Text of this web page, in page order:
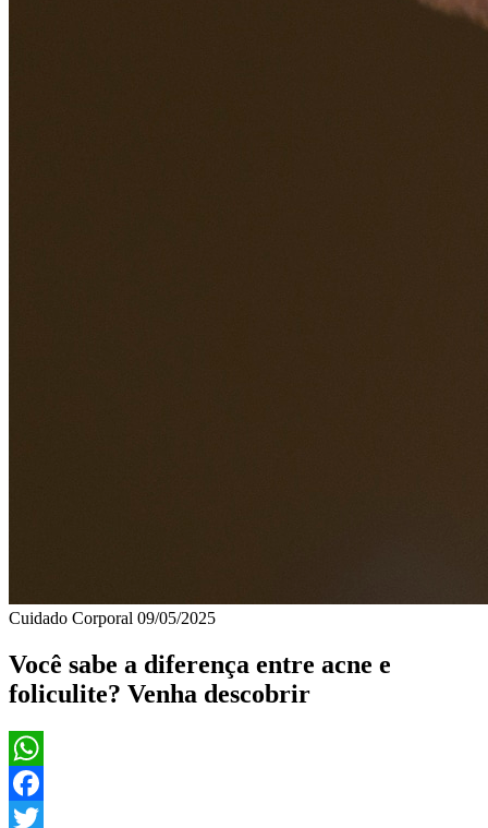
Cuidado Corporal 09/05/2025
Você sabe a diferença entre acne e
foliculite? Venha descobrir
WhatsApp
Facebook